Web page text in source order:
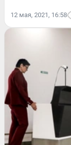
12 мая, 2021, 16:58